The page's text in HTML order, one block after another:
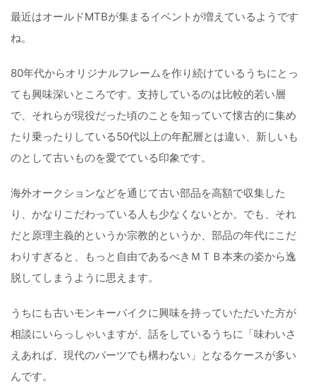
最近はオールドMTBが集まるイベントが増えているようです
ね。
80年代からオリジナルフレームを作り続けているうちにとっ
ても興味深いところです。支持しているのは比較的若い層
で、それらが現役だった頃のことを知っていて懐古的に集め
たり乗ったりしている50代以上の年配層とは違い、新しいも
のとして古いものを愛でている印象です。
海外オークションなどを通じて古い部品を高額で収集した
り、かなりこだわっている人も少なくないとか。でも、それ
だと原理主義的というか宗教的というか、部品の年代にこだ
わりすぎると、もっと自由であるべきＭＴＢ本来の姿から逸
脱してしまうように思えます。
うちにも古いモンキーバイクに興味を持っていただいた方が
相談にいらっしゃいますが、話をしているうちに「味わいさ
えあれば、現代のパーツでも構わない」となるケースが多い
んです。